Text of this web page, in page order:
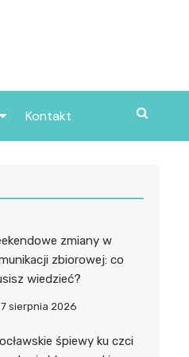
Kontakt
zmiany w
zbiorowej: co
wiedzieć?
7 sierpnia 2026
śpiewy ku czci